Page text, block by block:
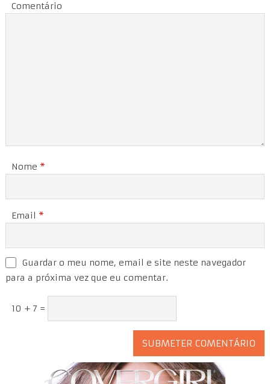
Comentário
Nome *
Email *
Guardar o meu nome, email e site neste navegador
para a próxima vez que eu comentar.
10 + 7 =